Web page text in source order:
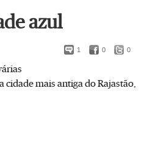
azul
1 0 0
cidade mais antiga do Rajastão,